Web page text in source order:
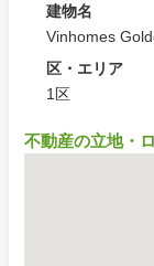
建物名
Vinhomes
区・エリア
1区
不動産の立地・